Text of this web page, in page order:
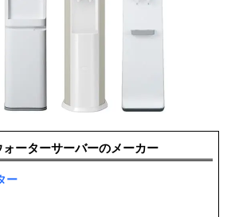
ーターサーバーのメーカー
ー